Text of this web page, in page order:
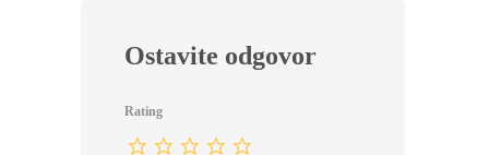
Ostavite odgovor
Rating